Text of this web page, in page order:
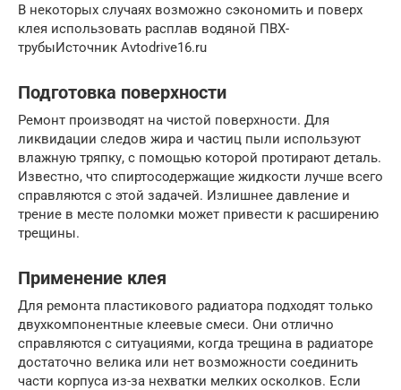
В некоторых случаях возможно сэкономить и поверх
клея использовать расплав водяной ПВХ-
трубыИсточник Avtodrive16.ru
Подготовка поверхности
Ремонт производят на чистой поверхности. Для
ликвидации следов жира и частиц пыли используют
влажную тряпку, с помощью которой протирают деталь.
Известно, что спиртосодержащие жидкости лучше всего
справляются с этой задачей. Излишнее давление и
трение в месте поломки может привести к расширению
трещины.
Применение клея
Для ремонта пластикового радиатора подходят только
двухкомпонентные клеевые смеси. Они отлично
справляются с ситуациями, когда трещина в радиаторе
достаточно велика или нет возможности соединить
части корпуса из-за нехватки мелких осколков. Если